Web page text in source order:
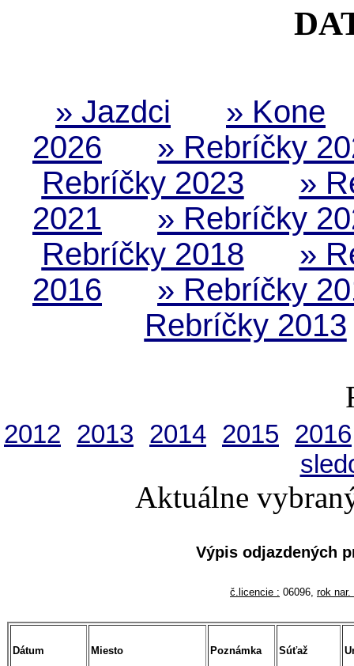
» Jazdci
» Kone
2026
» Rebríčky
Rebríčky 2023
»
2021
» Rebríčky
Rebríčky 2018
»
2016
» Rebríčky
Rebríčky 2013
2012 2013 2014 2015
2016
Aktuálne
Výpis odjazdených
č.licencie : 06096, rok nar.
Dátum Miesto Poznámka Súťaž